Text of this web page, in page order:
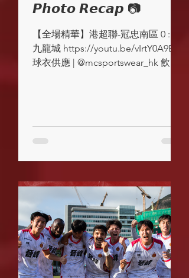
𝙋𝙝𝙤𝙩𝙤 𝙍𝙚𝙘𝙖𝙥 📷
【全場精華】港超聯-冠忠南區 0 : 1
九龍城 https://youtu.be/vIrtY0A9Ea8
球衣供應 | @mcsportswear_hk 飲品